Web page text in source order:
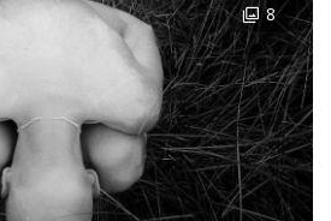
8